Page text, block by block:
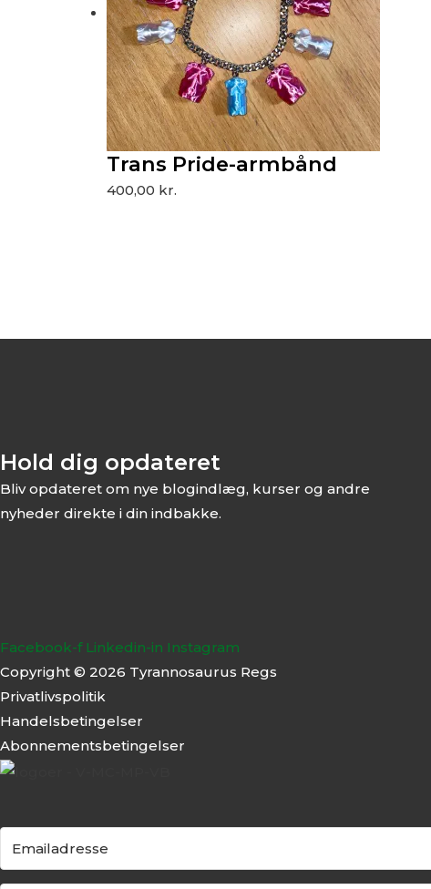
Trans Pride-armbånd
400,00 kr.
Hold dig opdateret
Bliv opdateret om nye blogindlæg, kurser og andre
nyheder direkte i din indbakke.
Facebook-f Linkedin-in Instagram
Copyright © 2026 Tyrannosaurus Regs
Privatlivspolitik
Handelsbetingelser
Abonnementsbetingelser